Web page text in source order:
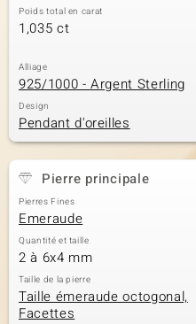
Poids total en carat
1,035 ct
Alliage
925/1000 - Argent Sterling
Design
Pendant d'oreilles
Pierre principale
Pierres Fines
Emeraude
Quantité et taille
2 à 6x4 mm
Taille de la pierre
Taille émeraude octogonal,
Facettes